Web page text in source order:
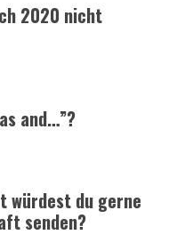
2020 nicht
and…”?
würdest du gerne
senden?